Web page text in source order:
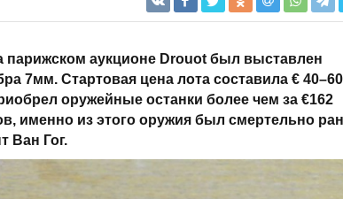
парижском аукционе Drouot был выставлен
7мм. Стартовая цена лота составила € 40–60
оружейные останки более чем за €162
именно из этого оружия был смертельно
Ван Гог.